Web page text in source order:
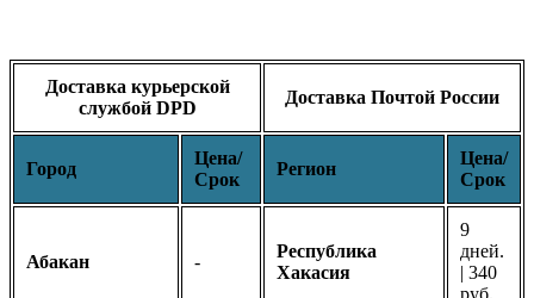
Доставка курьерской
службой DPD
Доставка Почтой России
Город
Цена/
Срок
Регион
Цена/
Срок
Абакан -
Республика
Хакасия
9
дней.
| 340
руб.